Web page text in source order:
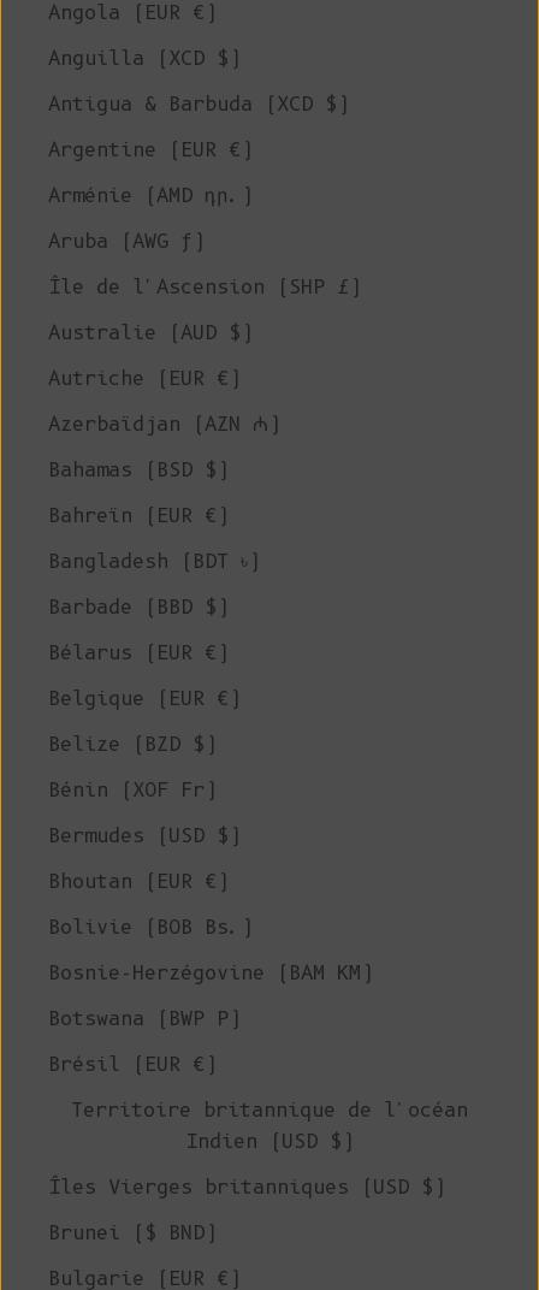
Angola (EUR €)
Anguilla (XCD $)
Antigua & Barbuda (XCD $)
Argentine (EUR €)
Arménie (AMD դր.)
Aruba (AWG ƒ)
Île de l'Ascension (SHP £)
Australie (AUD $)
Autriche (EUR €)
Azerbaïdjan (AZN ₼)
Bahamas (BSD $)
Bahreïn (EUR €)
Bangladesh (BDT ৳)
Barbade (BBD $)
Bélarus (EUR €)
Belgique (EUR €)
Belize (BZD $)
Bénin (XOF Fr)
Bermudes (USD $)
Bhoutan (EUR €)
Bolivie (BOB Bs.)
Bosnie-Herzégovine (BAM КМ)
Botswana (BWP P)
Brésil (EUR €)
Territoire britannique de l'océan
Indien (USD $)
Îles Vierges britanniques (USD $)
Brunei ($ BND)
Bulgarie (EUR €)